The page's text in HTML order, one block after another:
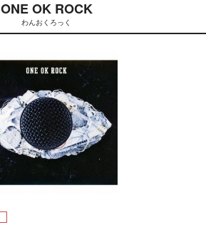
t
ONE OK ROCK
わんおくろっく